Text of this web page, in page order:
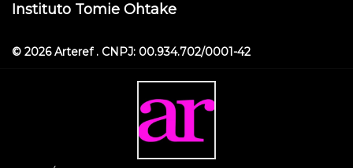
Instituto Tomie Ohtake
© 2026 Arteref . CNPJ: 00.934.702/0001-42